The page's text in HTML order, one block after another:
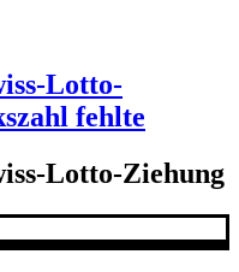
Lotto-
fehlte
Lotto-Ziehung